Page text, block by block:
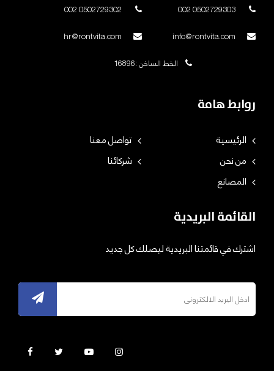
الخط الساخن :16896
روابط هامة
الرئيسية
تواصل معنا
من نحن
شركائنا
المصانع
القائمة البريدية
اشترك في قائمتنا البريدية ليصلك كل جديد